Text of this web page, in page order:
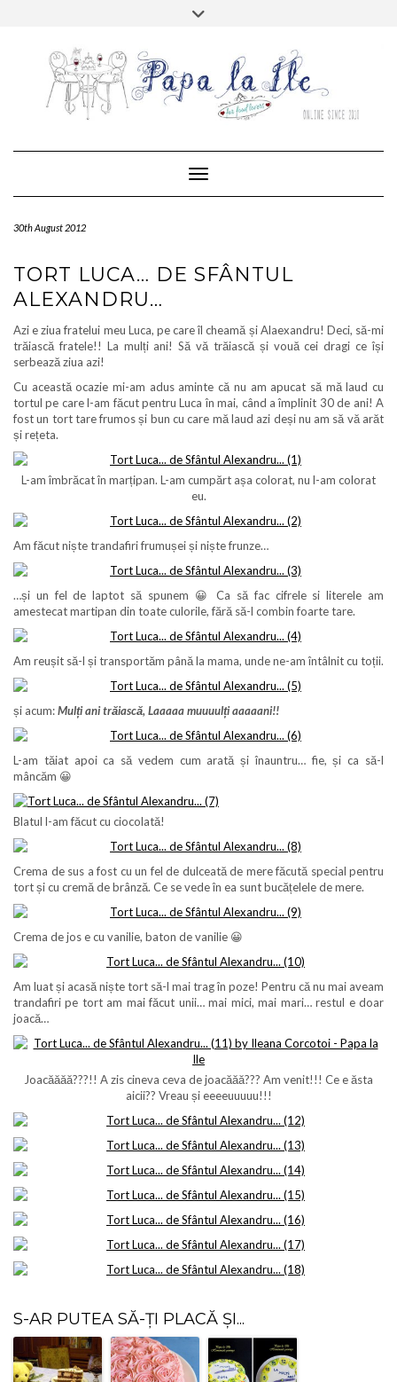
HOME
ABOUT…
Toggle
Toggle Navigation
30th August 2012
TORT LUCA… DE SFÂNTUL
ALEXANDRU…
Azi e ziua fratelui meu Luca, pe care îl cheamă și Alaexandru! Deci, să-mi
trăiască fratele!! La mulți ani! Să vă trăiască și vouă cei dragi ce își
serbează ziua azi!
Cu această ocazie mi-am adus aminte că nu am apucat să mă laud cu
tortul pe care l-am făcut pentru Luca în mai, când a împlinit 30 de ani! A
fost un tort tare frumos și bun cu care mă laud azi deși nu am să vă arăt
și rețeta.
L-am îmbrăcat în marțipan. L-am cumpărt așa colorat, nu l-am colorat
eu.
Am făcut niște trandafiri frumușei și niște frunze…
…și un fel de laptot să spunem 😀 Ca să fac cifrele si literele am
amestecat martipan din toate culorile, fără să-l combin foarte tare.
Am reușit să-l și transportăm până la mama, unde ne-am întâlnit cu toții.
și acum:Mulți ani trăiască, Laaaaa muuuulți aaaaani!!
L-am tăiat apoi ca să vedem cum arată și înauntru… fie, și ca să-l
mâncăm 😀
Blatul l-am făcut cu ciocolată!
Crema de sus a fost cu un fel de dulceată de mere făcută special pentru
tort și cu cremă de brânză. Ce se vede în ea sunt bucățelele de mere.
Crema de jos e cu vanilie, baton de vanilie 😀
Am luat și acasă niște tort să-l mai trag în poze! Pentru că nu mai aveam
trandafiri pe tort am mai făcut unii… mai mici, mai mari… restul e doar
joacă…
Joacăăăă???!! A zis cineva ceva de joacăăă??? Am venit!!! Ce e ăsta
aicii?? Vreau și eeeeuuuuu!!!
S-AR PUTEA SĂ-ȚI PLACĂ ȘI...